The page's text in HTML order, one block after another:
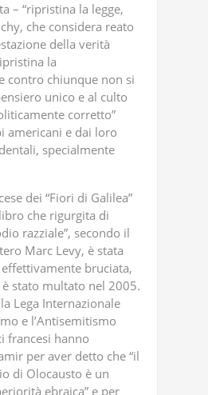
– “ripristina la legge,
che considera reato
della verità
la
contro chiunque non si
unico e al culto
corretto”
americani e dai loro
specialmente
dei “Fiori di Galilea”
che rigurgita di
razziale”, secondo il
Marc Levy, è stata
bruciata,
stato multato nel 2005.
Lega Internazionale
e l’Antisemitismo
francesi hanno
per aver detto che “il
di Olocausto è un
ebraica” e per